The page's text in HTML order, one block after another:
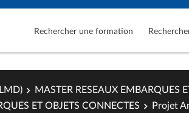
Rechercher une formation
MASTER RESEAUX EMBARQUES
ET OBJETS CONNECTES
Projet